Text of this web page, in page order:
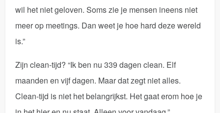
wil het niet geloven. Soms zie je mensen ineens niet
meer op meetings. Dan weet je hoe hard deze wereld
is.”
Zijn clean-tijd? “Ik ben nu 339 dagen clean. Elf
maanden en vijf dagen. Maar dat zegt niet alles.
Clean-tijd is niet het belangrijkst. Het gaat erom hoe je